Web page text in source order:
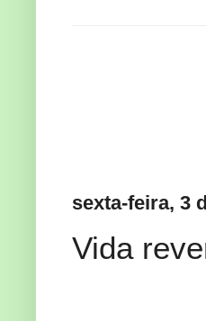
sexta-feira, 3
Vida